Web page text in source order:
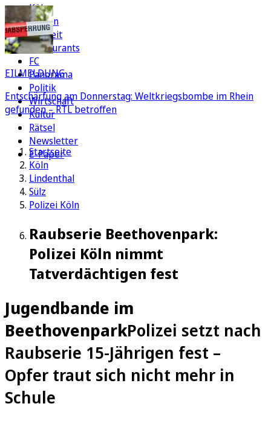
Köln
Region
Freizeit
Restaurants
FC
Panorama
Politik
Wirtschaft
Kultur
Rätsel
Newsletter
E-Paper
EILMELDUNG
Entschärfung am Donnerstag: Weltkriegsbombe im Rhein
gefunden – RTL betroffen
Startseite
Köln
Lindenthal
Sülz
Polizei Köln
Raubserie Beethovenpark:
Polizei Köln nimmt
Tatverdächtigen fest
Jugendbande im
BeethovenparkPolizei setzt nach
Raubserie 15-Jährigen fest –
Opfer traut sich nicht mehr in
Schule